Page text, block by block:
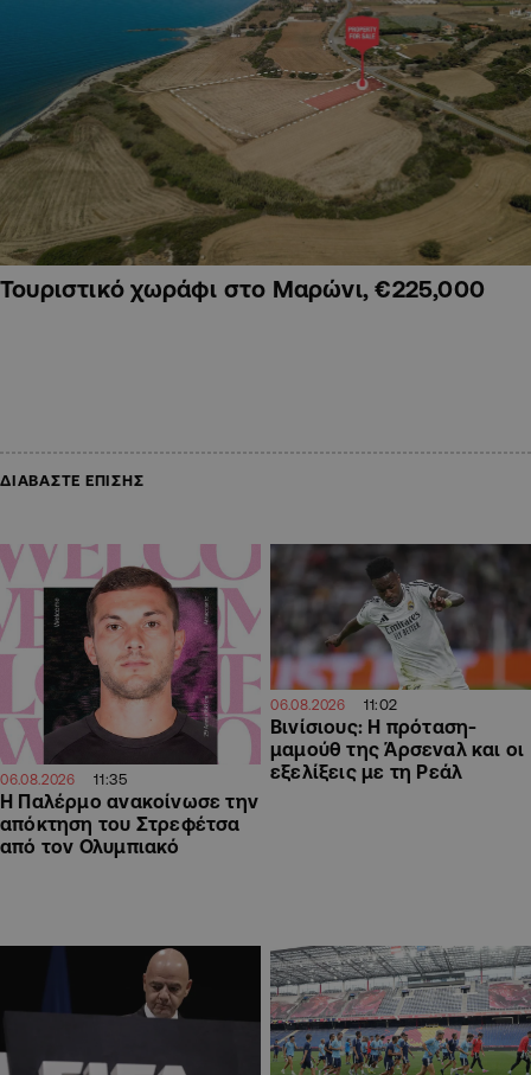
Τουριστικό χωράφι στο Μαρώνι, €225,000
ΔΙΑΒΑΣΤΕ ΕΠΙΣΗΣ
06.08.2026 11:35
Η Παλέρμο ανακοίνωσε την
απόκτηση του Στρεφέτσα
από τον Ολυμπιακό
06.08.2026 11:02
Βινίσιους: Η πρόταση-
μαμούθ της Άρσεναλ και οι
εξελίξεις με τη Ρεάλ